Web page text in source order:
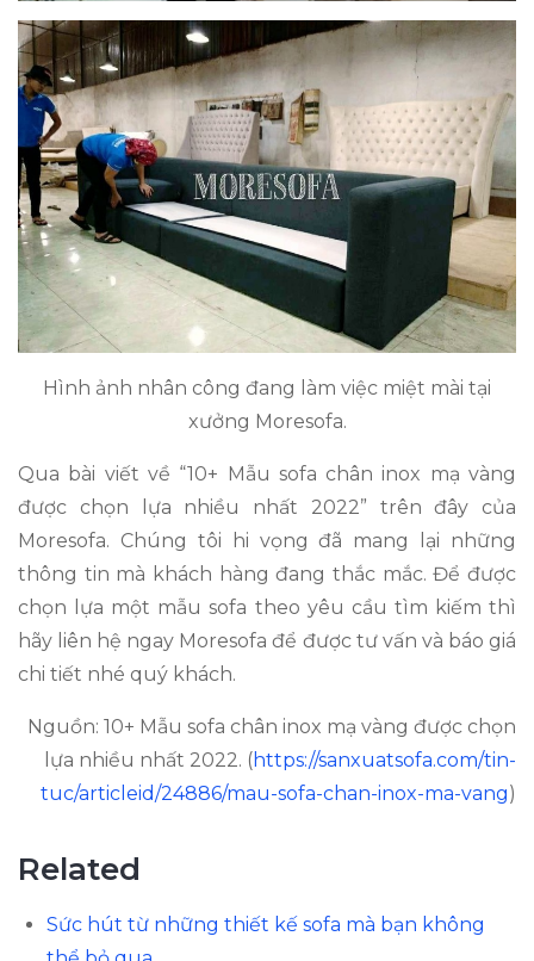
Hình ảnh nhân công đang làm việc miệt mài tại
xưởng Moresofa.
Qua bài viết về “10+ Mẫu sofa chân inox mạ vàng
được chọn lựa nhiều nhất 2022” trên đây của
Moresofa. Chúng tôi hi vọng đã mang lại những
thông tin mà khách hàng đang thắc mắc. Để được
chọn lựa một mẫu sofa theo yêu cầu tìm kiếm thì
hãy liên hệ ngay Moresofa để được tư vấn và báo giá
chi tiết nhé quý khách.
Nguồn: 10+ Mẫu sofa chân inox mạ vàng được chọn
lựa nhiều nhất 2022. (https://sanxuatsofa.com/tin-
tuc/articleid/24886/mau-sofa-chan-inox-ma-vang)
Related
Sức hút từ những thiết kế sofa mà bạn không